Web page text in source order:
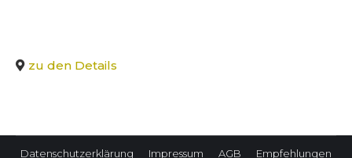
zu den Details
Datenschutzerklärung Impressum AGB Empfehlungen